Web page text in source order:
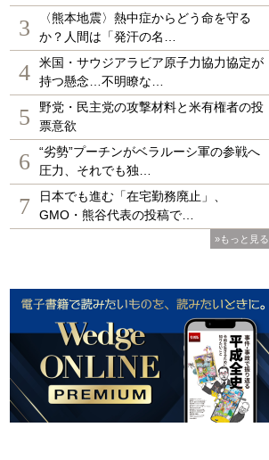
3
〈熊本地震〉熱中症からどう命を守る
か？人間は「発汗の名…
4
米国・サウジアラビア原子力協力協定が
持つ懸念…不明瞭な…
5
野党・民主党の攻撃材料と米有権者の投
票意欲
6
“劣勢”プーチンがベラルーシ軍の参戦へ
圧力、それでも独…
7
日本でも進む「在宅勤務廃止」、
GMO・熊谷代表の投稿で…
»もっと見る